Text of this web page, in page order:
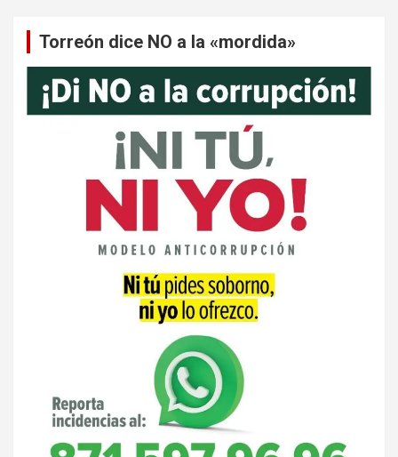
Torreón dice NO a la «mordida»